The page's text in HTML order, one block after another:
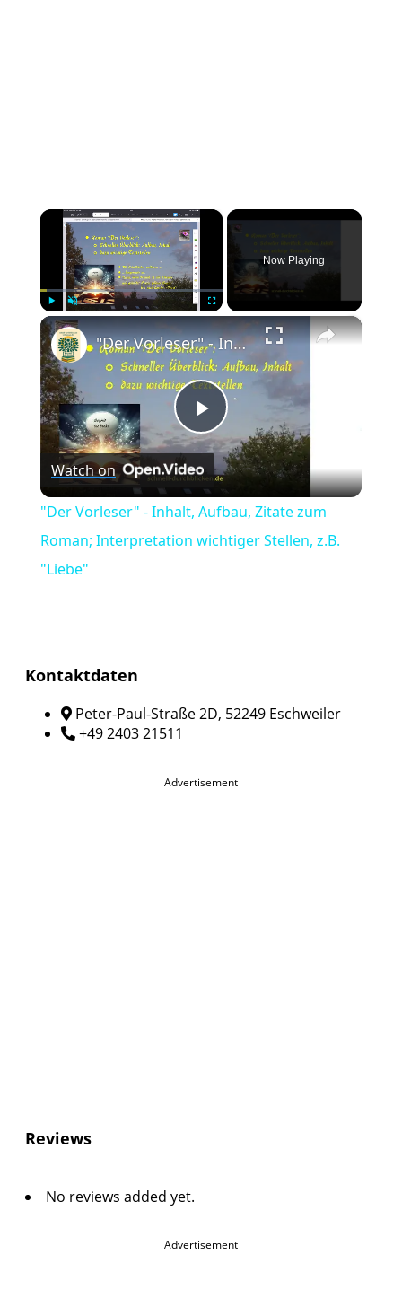
×
Play Unmute
Now Playing
×
Play
Video
"Der Vorleser" - Inhalt, Aufbau, Zitate zum Roman; Interpretation wichtiger Stellen, z.B. "Liebe"
Watch on
"Der Vorleser" - Inhalt, Aufbau, Zitate zum
Roman; Interpretation wichtiger Stellen, z.B.
"Liebe"
Kontaktdaten
Peter-Paul-Straße 2D, 52249 Eschweiler
+49 2403 21511
Advertisement
Reviews
No reviews added yet.
Advertisement